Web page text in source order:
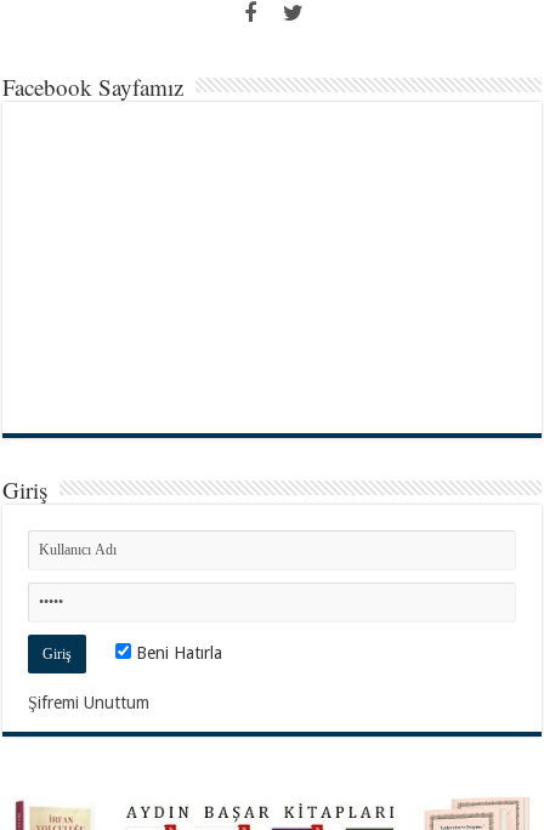
Facebook Sayfamız
Giriş
Beni Hatırla
Şifremi Unuttum